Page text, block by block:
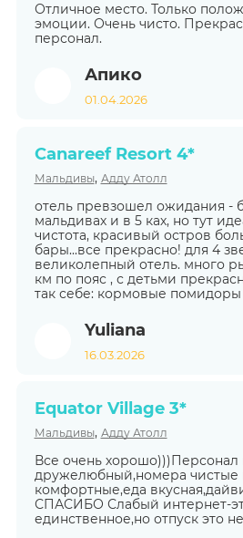
Отличное место. Только
эмоции. Очень чисто.
персонал.
Апико
01.04.2026
Canareef Resort 4*
Мальдивы, Адду Атолл
отель превзошел ожидания -
мальдивах и в 5 ках, но тут
чистота, красивый остров
бары...все прекрасно! для 4
великолепный отель. много
км по пояс , с детьми
так себе: кормовые помидоры
Yuliana
16.03.2026
Equator Village 3*
Мальдивы, Адду Атолл
Все очень
дружелюбный,номера чистые
комфортные,еда
СПАСИБО Слабый интернет-
единственное,но отпуск это